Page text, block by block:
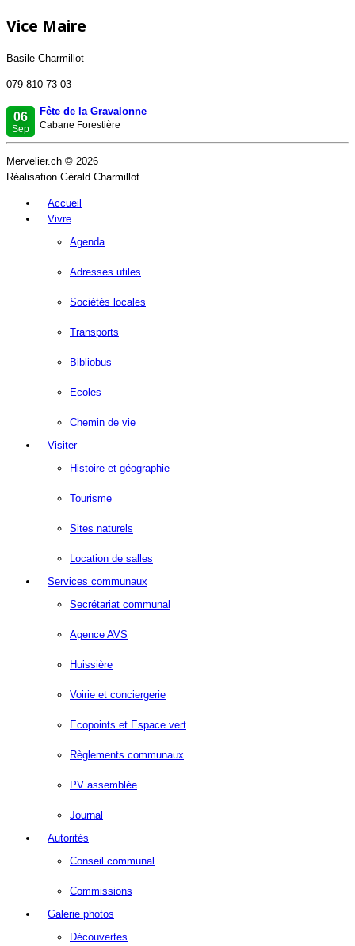
Vice Maire
Basile Charmillot
079 810 73 03
06
Sep
Fête de la Gravalonne
Cabane Forestière
Mervelier.ch © 2026
Réalisation Gérald Charmillot
Accueil
Vivre
Agenda
Adresses utiles
Sociétés locales
Transports
Bibliobus
Ecoles
Chemin de vie
Visiter
Histoire et géographie
Tourisme
Sites naturels
Location de salles
Services communaux
Secrétariat communal
Agence AVS
Huissière
Voirie et conciergerie
Ecopoints et Espace vert
Règlements communaux
PV assemblée
Journal
Autorités
Conseil communal
Commissions
Galerie photos
Découvertes